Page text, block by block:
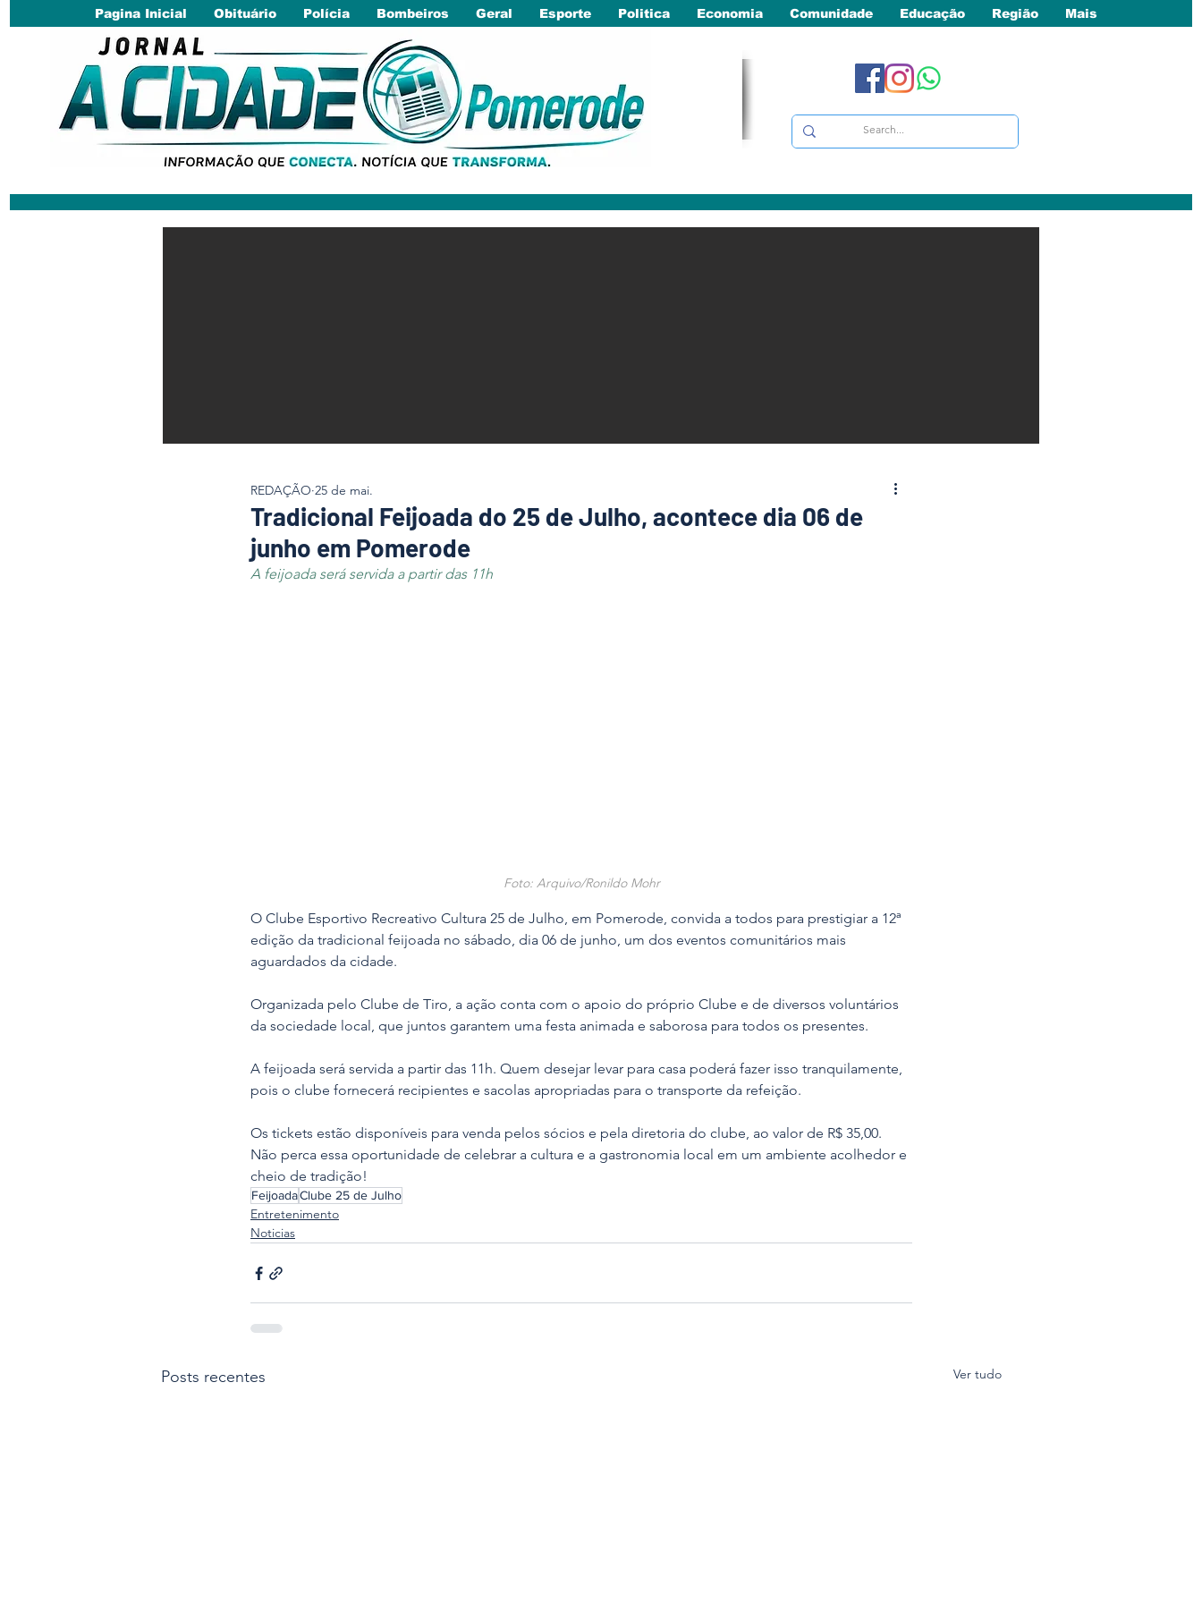
Pagina Inicial Obituário Polícia Bombeiros Geral Esporte Politica Economia Comunidade Educação Região Mais
Tradicional Feijoada do 25 de Julho, acontece dia 06 de
junho em Pomerode
REDAÇÃO 25 de mai.
A feijoada será servida a partir das 11h
Foto: Arquivo/Ronildo Mohr
O Clube Esportivo Recreativo Cultura 25 de Julho, em Pomerode, convida a todos para prestigiar a 12ª
edição da tradicional feijoada no sábado, dia 06 de junho, um dos eventos comunitários mais
aguardados da cidade.
Organizada pelo Clube de Tiro, a ação conta com o apoio do próprio Clube e de diversos voluntários
da sociedade local, que juntos garantem uma festa animada e saborosa para todos os presentes.
A feijoada será servida a partir das 11h. Quem desejar levar para casa poderá fazer isso tranquilamente,
pois o clube fornecerá recipientes e sacolas apropriadas para o transporte da refeição.
Os tickets estão disponíveis para venda pelos sócios e pela diretoria do clube, ao valor de R$ 35,00.
Não perca essa oportunidade de celebrar a cultura e a gastronomia local em um ambiente acolhedor e
cheio de tradição!
FeijoadaClube 25 de Julho
Entretenimento
Noticias
Posts recentes Ver tudo